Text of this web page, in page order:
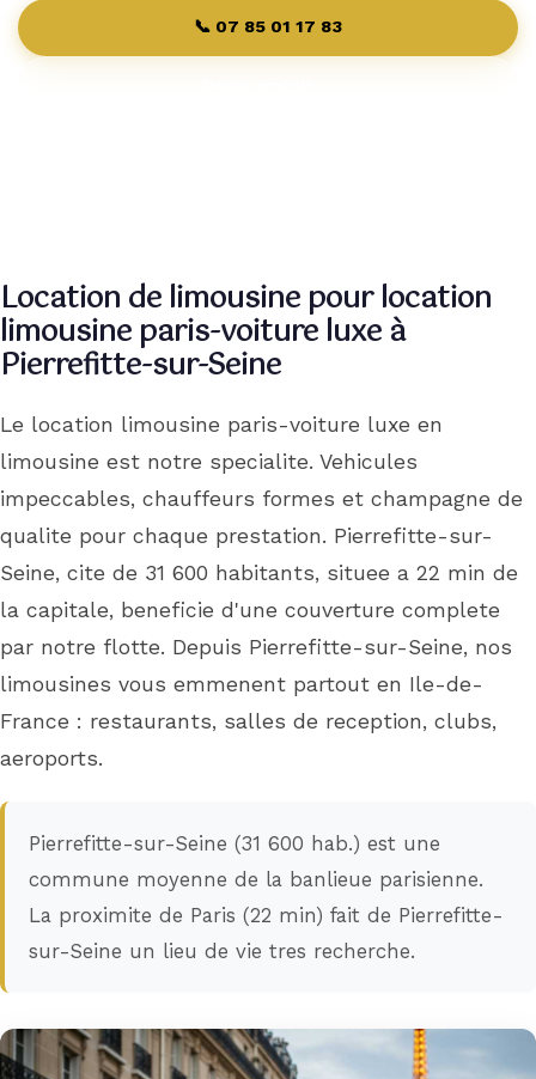
Contact 📞 07 85 01 17 83
Location de limousine pour location
limousine paris-voiture luxe à
Pierrefitte-sur-Seine
Le location limousine paris-voiture luxe en
limousine est notre specialite. Vehicules
impeccables, chauffeurs formes et champagne de
qualite pour chaque prestation. Pierrefitte-sur-
Seine, cite de 31 600 habitants, situee a 22 min de
la capitale, beneficie d'une couverture complete
par notre flotte. Depuis Pierrefitte-sur-Seine, nos
limousines vous emmenent partout en Ile-de-
France : restaurants, salles de reception, clubs,
aeroports.
Pierrefitte-sur-Seine (31 600 hab.) est une
commune moyenne de la banlieue parisienne.
La proximite de Paris (22 min) fait de Pierrefitte-
sur-Seine un lieu de vie tres recherche.